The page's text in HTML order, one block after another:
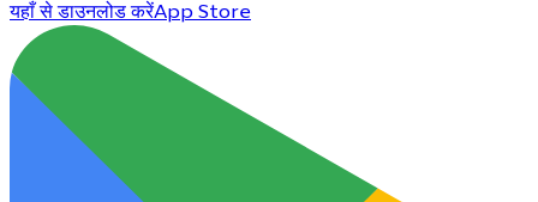
यहाँ से डाउनलोड करेंApp Store